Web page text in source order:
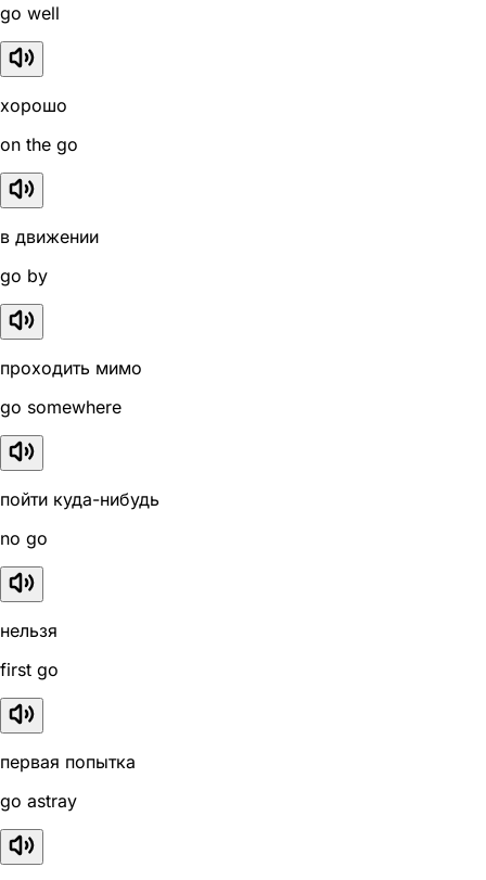
go well
хорошо
on the go
в движении
go by
проходить мимо
go somewhere
пойти куда-нибудь
no go
нельзя
first go
первая попытка
go astray